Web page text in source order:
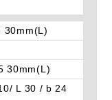
30mm(L)
30mm(L)
L 30 / b 24